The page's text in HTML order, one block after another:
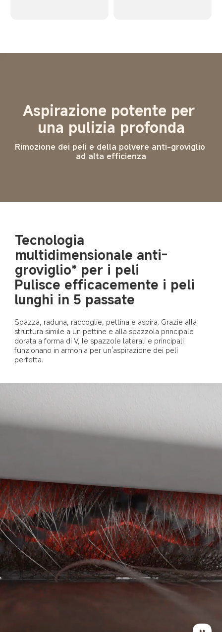
Aspirazione potente per
una pulizia profonda
Rimozione dei peli e della polvere anti-groviglio
ad alta efficienza
Tecnologia
multidimensionale anti-
groviglio* per i peli
Pulisce efficacemente i peli
lunghi in 5 passate
Spazza, raduna, raccoglie, pettina e aspira. Grazie alla
struttura simile a un pettine e alla spazzola principale
dorata a forma di V, le spazzole laterali e principali
funzionano in armonia per un'aspirazione dei peli
perfetta.